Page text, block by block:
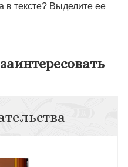
тексте? Выделите ее